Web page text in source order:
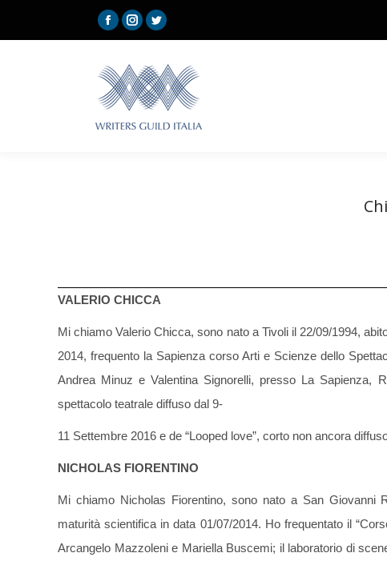
Facebook
opens
in
new
window
Instagram
opens
in
new
window
Twitter
opens
in
new
window
VALERIO CHICCA
Mi chiamo Valerio Chicca, sono nato a Tivoli il 22/09/1994,
2014, frequento la Sapienza corso Arti e Scienze dello
Andrea Minuz e Valentina Signorelli, presso La Sapienza,
spettacolo teatrale diffuso dal 9-
11 Settembre 2016 e de “Looped love”, corto non ancora
NICHOLAS FIORENTINO
Mi chiamo Nicholas Fiorentino, sono nato a San Giovanni
maturità scientifica in data 01/07/2014. Ho frequentato il
Arcangelo Mazzoleni e Mariella Buscemi; il laboratorio di
Home Chi